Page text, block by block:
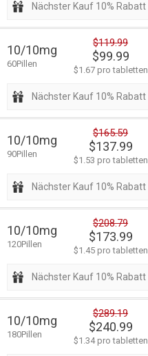
Nächster Kauf 10% Rabatt
10/10mg
60Pillen
$119.99
$99.99
$1.67 pro tabletten
Nächster Kauf 10% Rabatt
10/10mg
90Pillen
$165.59
$137.99
$1.53 pro tabletten
Nächster Kauf 10% Rabatt
10/10mg
120Pillen
$208.79
$173.99
$1.45 pro tabletten
Nächster Kauf 10% Rabatt
10/10mg
180Pillen
$289.19
$240.99
$1.34 pro tabletten